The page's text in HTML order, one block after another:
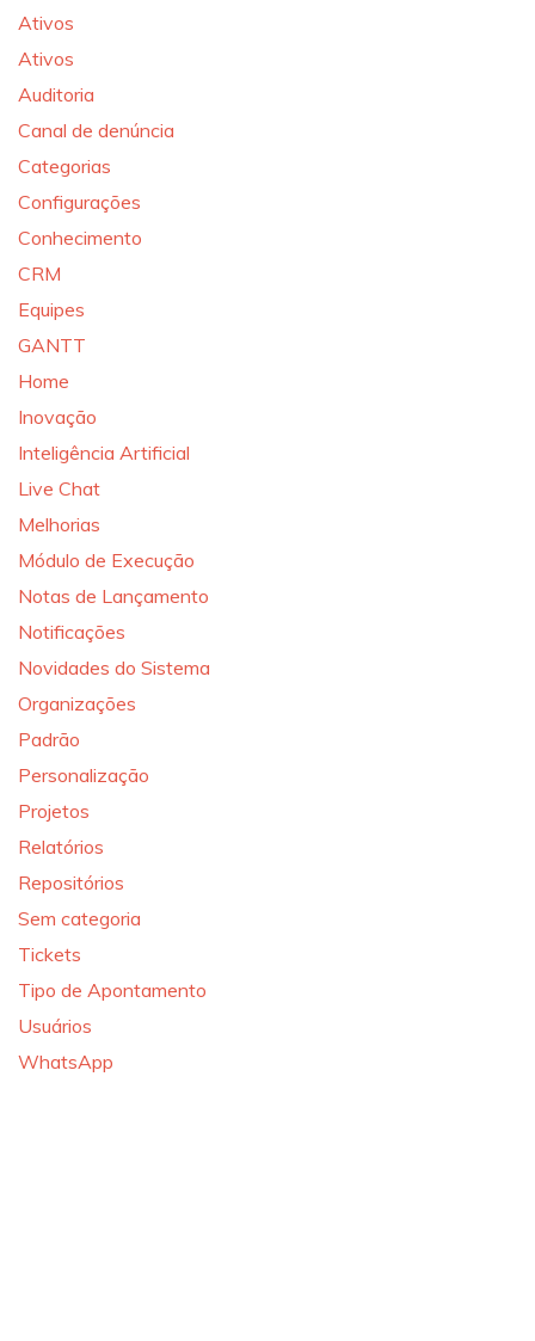
Ativos
Ativos
Auditoria
Canal de denúncia
Categorias
Configurações
Conhecimento
CRM
Equipes
GANTT
Home
Inovação
Inteligência Artificial
Live Chat
Melhorias
Módulo de Execução
Notas de Lançamento
Notificações
Novidades do Sistema
Organizações
Padrão
Personalização
Projetos
Relatórios
Repositórios
Sem categoria
Tickets
Tipo de Apontamento
Usuários
WhatsApp